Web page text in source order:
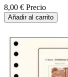
8,00 € Precio
Añadir al carrito